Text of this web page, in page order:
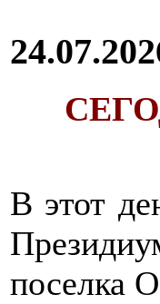
В этот
поселка